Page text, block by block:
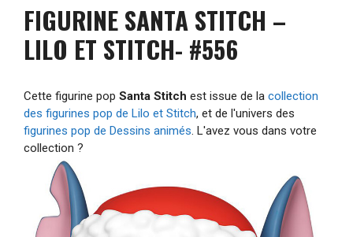
FIGURINE SANTA STITCH –
LILO ET STITCH- #556
Cette figurine pop Santa Stitch est issue de la collection
des figurines pop de Lilo et Stitch, et de l'univers des
figurines pop de Dessins animés. L'avez vous dans votre
collection ?